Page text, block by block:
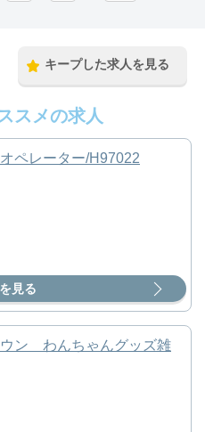
キープした求人を見る
スメの求人
ペレーター/H97022
見る
ン わんちゃんグッズ雑